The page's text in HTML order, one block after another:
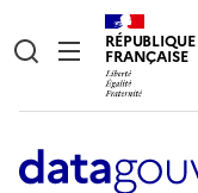
RÉPUBLIQUE
FRANÇAISE